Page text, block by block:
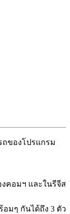
ถของโปรแกรม
งคอมฯ และในรีจีส
อมๆ กันได้ถึง 3 ตัว